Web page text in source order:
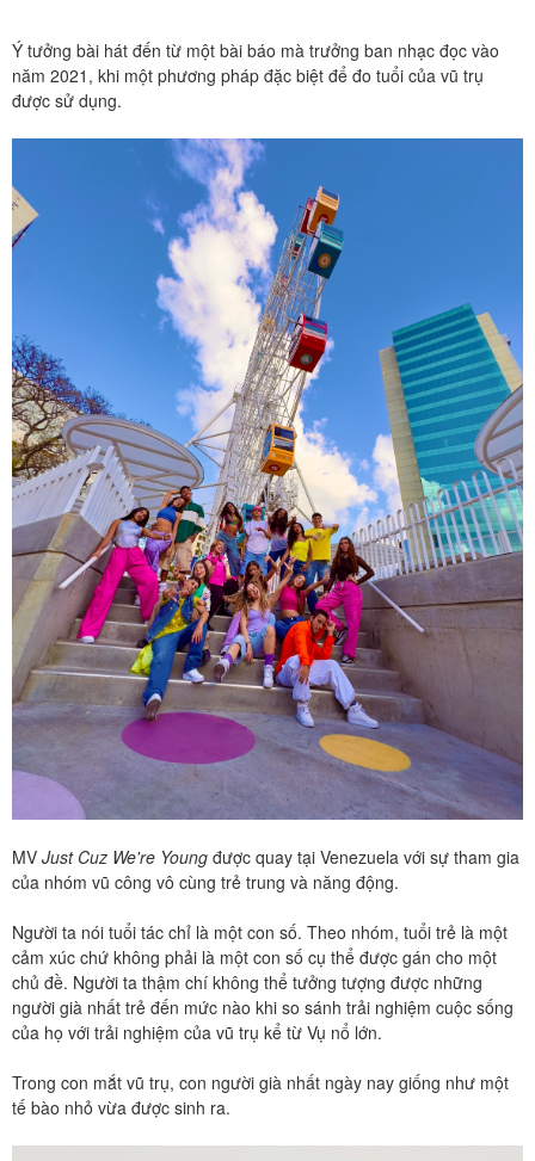
Ý tưởng bài hát đến từ một bài báo mà trưởng ban nhạc đọc vào
năm 2021, khi một phương pháp đặc biệt để đo tuổi của vũ trụ
được sử dụng.
MV Just Cuz We're Young được quay tại Venezuela với sự tham gia
của nhóm vũ công vô cùng trẻ trung và năng động.
Người ta nói tuổi tác chỉ là một con số. Theo nhóm, tuổi trẻ là một
cảm xúc chứ không phải là một con số cụ thể được gán cho một
chủ đề. Người ta thậm chí không thể tưởng tượng được những
người già nhất trẻ đến mức nào khi so sánh trải nghiệm cuộc sống
của họ với trải nghiệm của vũ trụ kể từ Vụ nổ lớn.
Trong con mắt vũ trụ, con người già nhất ngày nay giống như một
tế bào nhỏ vừa được sinh ra.